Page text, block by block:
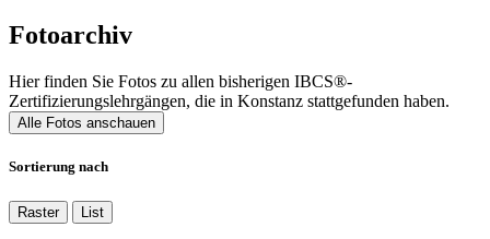
Fotoarchiv
Hier finden Sie Fotos zu allen bisherigen IBCS®-
Zertifizierungslehrgängen, die in Konstanz stattgefunden haben.
Alle Fotos anschauen
Sortierung nach
Raster List